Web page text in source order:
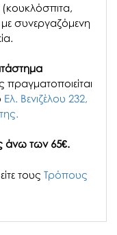
με συνεργαζόμενη
πραγματοποιείται
Ελ. Βενιζέλου 232,
άνω των 65€.
τους Τρόπους